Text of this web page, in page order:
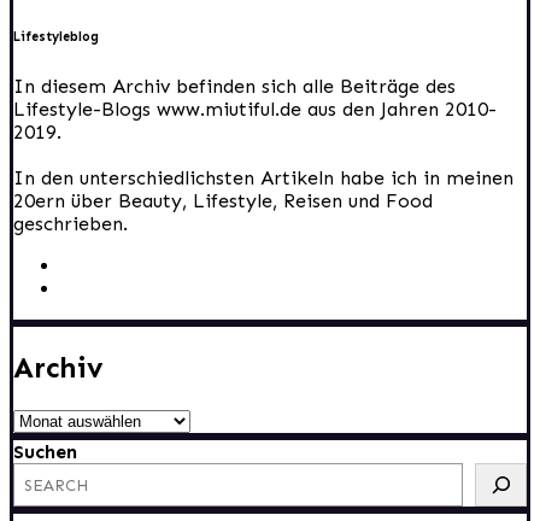
Lifestyleblog
In diesem Archiv befinden sich alle Beiträge des
Lifestyle-Blogs www.miutiful.de aus den Jahren 2010-
2019.
In den unterschiedlichsten Artikeln habe ich in meinen
20ern über Beauty, Lifestyle, Reisen und Food
geschrieben.
Archiv
Archiv
Suchen